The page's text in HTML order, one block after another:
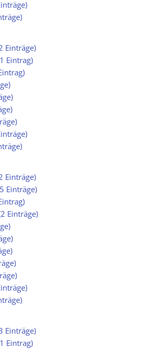
Einträge)
Eintrag)
Einträge)
Einträge)
Einträge)
Einträge)
Eintrag)